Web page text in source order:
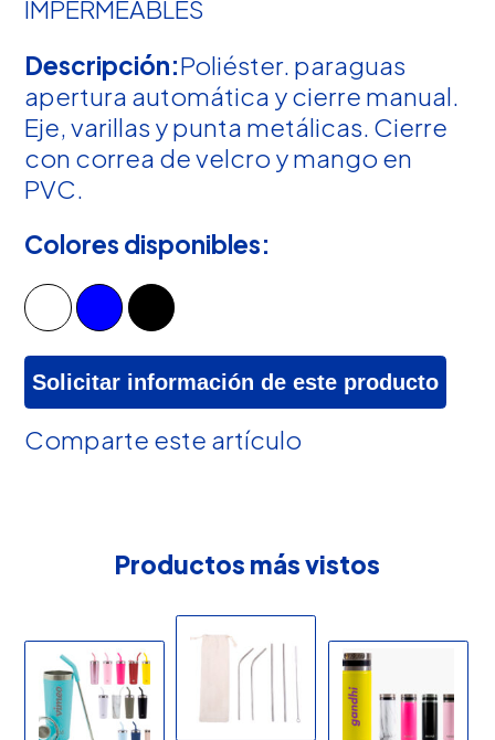
IMPERMEABLES
Descripción:Poliéster. paraguas
apertura automática y cierre manual.
Eje, varillas y punta metálicas. Cierre
con correa de velcro y mango en
PVC.
Colores disponibles:
Solicitar información de este producto
Comparte este artículo
Productos más vistos